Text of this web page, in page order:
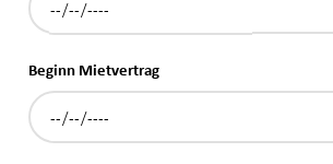
Beginn Mietvertrag